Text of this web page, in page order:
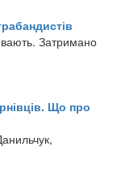
Затримано
Що про